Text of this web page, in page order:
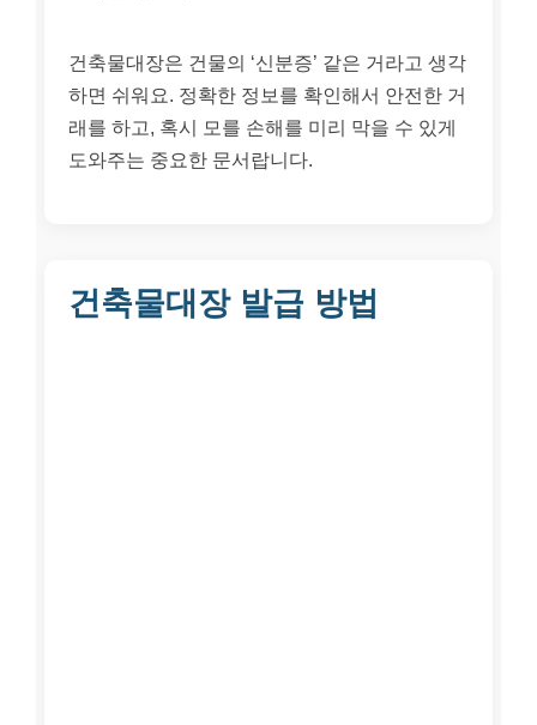
건축물대장은 건물의 ‘신분증’ 같은 거라고 생각
하면 쉬워요. 정확한 정보를 확인해서 안전한 거
래를 하고, 혹시 모를 손해를 미리 막을 수 있게
도와주는 중요한 문서랍니다.
건축물대장 발급 방법